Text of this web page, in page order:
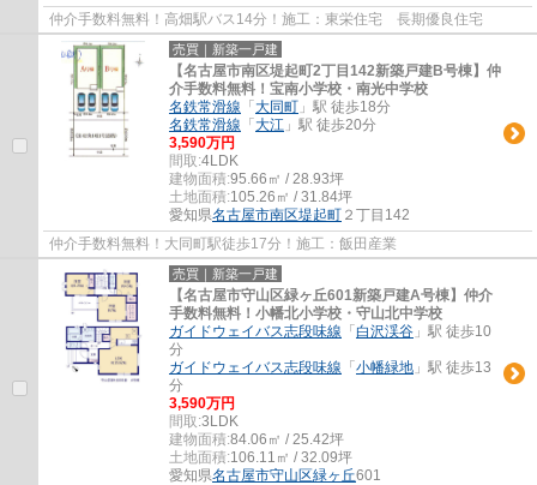
仲介手数料無料！高畑駅バス14分！施工：東栄住宅 長期優良住宅
売買｜新築一戸建
【名古屋市南区堤起町2丁目142新築戸建B号棟】仲
介手数料無料！宝南小学校・南光中学校
名鉄常滑線 「 大同町 」駅 徒歩18分
名鉄常滑線 「 大江 」駅 徒歩20分
3,590万円
間取:4LDK
建物面積:95.66㎡ / 28.93坪
土地面積:105.26㎡ / 31.84坪
愛知県名古屋市南区堤起町 ２丁目142
仲介手数料無料！大同町駅徒歩17分！施工：飯田産業
売買｜新築一戸建
【名古屋市守山区緑ヶ丘601新築戸建A号棟】仲介
手数料無料！小幡北小学校・守山北中学校
ガイドウェイバス志段味線 「 白沢渓谷 」駅 徒歩10
分
ガイドウェイバス志段味線 「 小幡緑地 」駅 徒歩13
分
3,590万円
間取:3LDK
建物面積:84.06㎡ / 25.42坪
土地面積:106.11㎡ / 32.09坪
愛知県名古屋市守山区緑ヶ丘601